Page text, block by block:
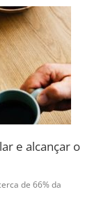
e alcançar o
de 66% da